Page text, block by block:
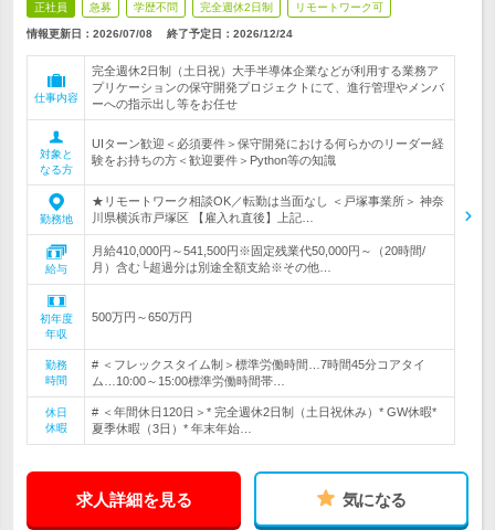
正社員 急募 学歴不問 完全週休2日制 リモートワーク可
情報更新日：2026/07/08 終了予定日： 2026/12/24
仕事内容
完全週休2日制（土日祝）大手半導体企業などが利用する業務ア
プリケーションの保守開発プロジェクトにて、進行管理やメンバ
ーへの指示出し等をお任せ
対象と
なる方
UIターン歓迎＜必須要件＞保守開発における何らかのリーダー経
験をお持ちの方＜歓迎要件＞Python等の知識
勤務地
★リモートワーク相談OK／転勤は当面なし ＜戸塚事業所＞ 神奈
川県横浜市戸塚区 【雇入れ直後】上記…
給与
月給410,000円～541,500円※固定残業代50,000円～（20時間/
月）含む└超過分は別途全額支給※その他…
初年度
年収
500万円～650万円
勤務
時間
# ＜フレックスタイム制＞標準労働時間…7時間45分コアタイ
ム…10:00～15:00標準労働時間帯…
休日
休暇
# ＜年間休日120日＞* 完全週休2日制（土日祝休み）* GW休暇*
夏季休暇（3日）* 年末年始…
求人詳細を見る 気になる